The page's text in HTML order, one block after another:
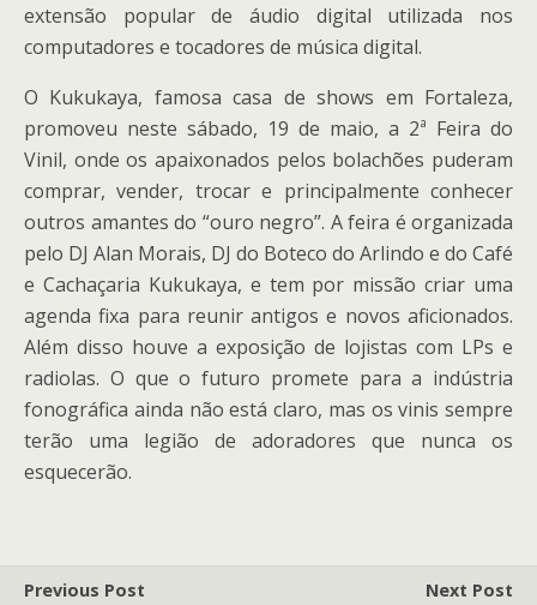
extensão popular de áudio digital utilizada nos
computadores e tocadores de música digital.
O Kukukaya, famosa casa de shows em Fortaleza,
promoveu neste sábado, 19 de maio, a 2ª Feira do
Vinil, onde os apaixonados pelos bolachões puderam
comprar, vender, trocar e principalmente conhecer
outros amantes do “ouro negro”. A feira é organizada
pelo DJ Alan Morais, DJ do Boteco do Arlindo e do Café
e Cachaçaria Kukukaya, e tem por missão criar uma
agenda fixa para reunir antigos e novos aficionados.
Além disso houve a exposição de lojistas com LPs e
radiolas. O que o futuro promete para a indústria
fonográfica ainda não está claro, mas os vinis sempre
terão uma legião de adoradores que nunca os
esquecerão.
Previous Post
Next Post